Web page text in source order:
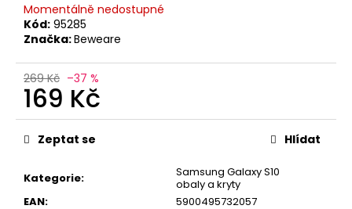
Momentálně nedostupné
Kód: 95285
Značka:Beweare
269 Kč –37 %
169 Kč
Měrná
cena:
Kategorie:
Samsung Galaxy S10
obaly a kryty
EAN: 5900495732057
Zeptat se Hlídat
u
č
u
j
e
e